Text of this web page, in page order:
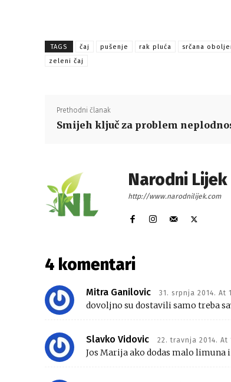
TAGS čaj pušenje rak pluća srčana
zeleni čaj
Prethodni članak
Smijeh ključ za problem
Narodni Lijek
http://www.narodnilijek.com
4 komentari
Mitra Ganilovic 31. srpnja 2014. At
dovoljno su dostavili samo treba
Slavko Vidovic 22. travnja 2014. At
Jos Marija ako dodas malo limuna